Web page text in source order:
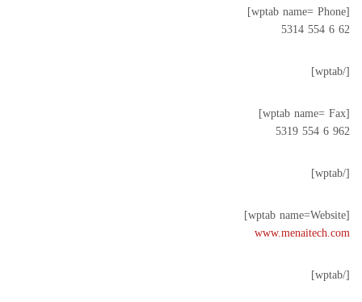
[wptab name= Phone]
62 6 554 5314
[/wptab]
[wptab name= Fax]
962 6 554 5319
[/wptab]
[wptab name=Website]
www.menaitech.com
[/wptab]